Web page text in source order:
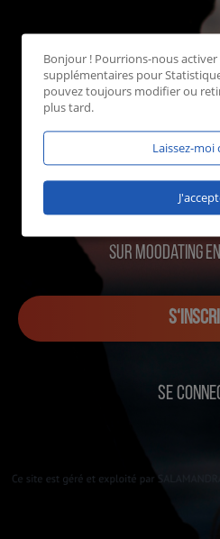
sur MOOdating
SE
Bonjour ! Pourrions-nous activer
supplémentaires pour
pouvez toujours modifier ou
plus tard.
Laissez-moi